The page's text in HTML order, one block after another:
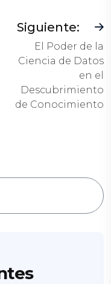
Siguiente:
El Poder de la
Ciencia de Datos
en el
Descubrimiento
de Conocimiento